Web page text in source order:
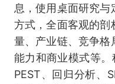
息，使用桌面研究与
方式，全面客观的剖
量、产业链、竞争格
能力和商业模式等。
PEST、回归分析、